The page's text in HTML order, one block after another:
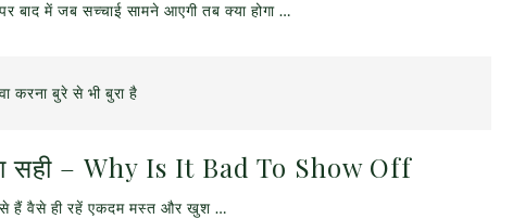
बाद में जब सच्चाई सामने आएगी तब क्या होगा …
करना बुरे से भी बुरा है
सही – Why Is It Bad To Show Off
हैं वैसे ही रहें एकदम मस्त और खुश …